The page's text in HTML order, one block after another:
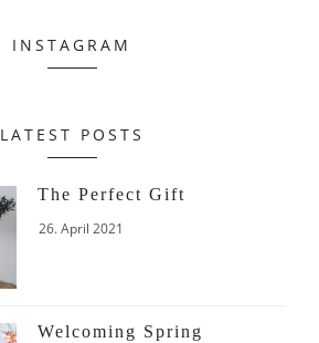
INSTAGRAM
LATEST POSTS
The Perfect Gift
26. April 2021
Welcoming Spring